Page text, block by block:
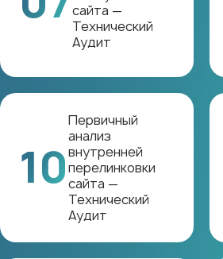
сайта —
Технический
Аудит
10
Первичный
анализ
внутренней
перелинковки
сайта —
Технический
Аудит